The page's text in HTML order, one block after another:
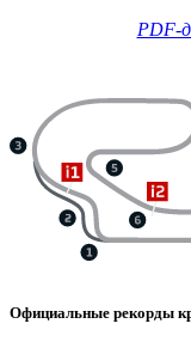
PDF-
Официальные рекорды